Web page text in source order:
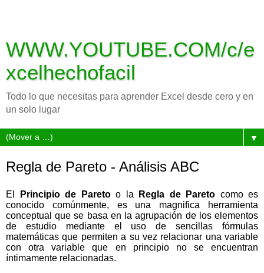
WWW.YOUTUBE.COM/c/e
xcelhechofacil
Todo lo que necesitas para aprender Excel desde cero y en
un solo lugar
▼
Regla de Pareto - Análisis ABC
El Principio de Paretoo la Regla de Pareto como es
conocido comúnmente, es una magnifica herramienta
conceptual que se basa en la agrupación de los elementos
de estudio mediante el uso de sencillas fórmulas
matemáticas que permiten a su vez relacionar una variable
con otra variable que en principio no se encuentran
íntimamente relacionadas.